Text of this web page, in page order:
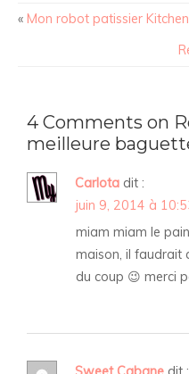
« Mon robot patissier
4 Comments on
meilleure
Carlota dit :
juin 9, 2014 à
miam miam le
maison, il faudrait
du coup 😉 merci